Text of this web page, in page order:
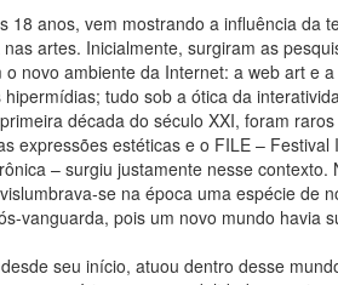
18 anos, vem mostrando a influência da
artes. Inicialmente, surgiram as
o novo ambiente da Internet: a web art e
hipermídias; tudo sob a ótica da
década do século XXI, foram
expressões estéticas e o FILE – Festival
– surgiu justamente nesse contexto.
se na época uma espécie de
vanguarda, pois um novo mundo havia
seu início, atuou dentro desse